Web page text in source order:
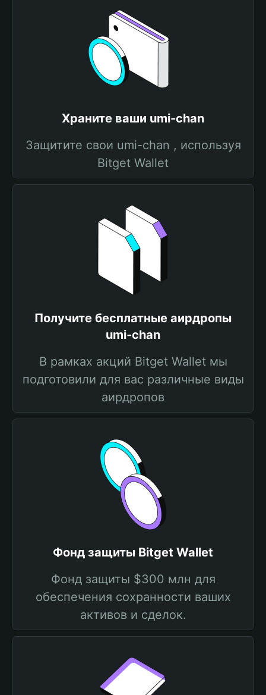
Храните ваши umi-chan
Защитите свои umi-chan , используя
Bitget Wallet
Получите бесплатные аирдропы
umi-chan
В рамках акций Bitget Wallet мы
подготовили для вас различные виды
аирдропов
Фонд защиты Bitget Wallet
Фонд защиты $300 млн для
обеспечения сохранности ваших
активов и сделок.